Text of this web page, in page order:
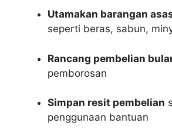
Utamakan barangan
seperti beras, sabun,
Rancang pembelian
pemborosan
Simpan resit pembelian
penggunaan bantuan